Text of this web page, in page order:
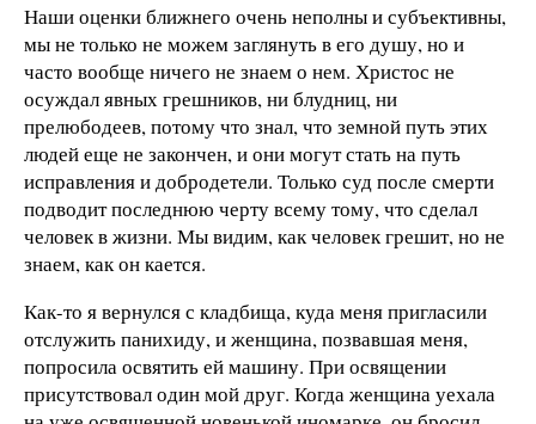
Наши оценки ближнего очень неполны и субъективны,
мы не только не можем заглянуть в его душу, но и
часто вообще ничего не знаем о нем. Христос не
осуждал явных грешников, ни блудниц, ни
прелюбодеев, потому что знал, что земной путь этих
людей еще не закончен, и они могут стать на путь
исправления и добродетели. Только суд после смерти
подводит последнюю черту всему тому, что сделал
человек в жизни. Мы видим, как человек грешит, но не
знаем, как он кается.
Как-то я вернулся с кладбища, куда меня пригласили
отслужить панихиду, и женщина, позвавшая меня,
попросила освятить ей машину. При освящении
присутствовал один мой друг. Когда женщина уехала